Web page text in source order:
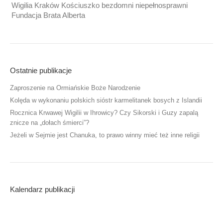
Wigilia Kraków Kościuszko bezdomni niepełnosprawni
Fundacja Brata Alberta
Ostatnie publikacje
Zaproszenie na Ormiańskie Boże Narodzenie
Kolęda w wykonaniu polskich sióstr karmelitanek bosych z Islandii
Rocznica Krwawej Wigilii w Ihrowicy? Czy Sikorski i Guzy zapalą
znicze na „dołach śmierci”?
Jeżeli w Sejmie jest Chanuka, to prawo winny mieć też inne religii
Kalendarz publikacji